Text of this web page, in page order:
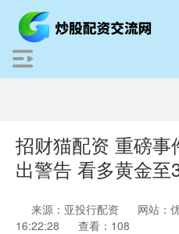
招财猫配资 重磅
出警告 看多黄金至
来源：亚投行配资 网站：
16:22:28
查看：108